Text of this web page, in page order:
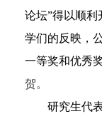
论坛”得以顺利
学们的反映，
一等奖和优秀奖
贺。
研究生代